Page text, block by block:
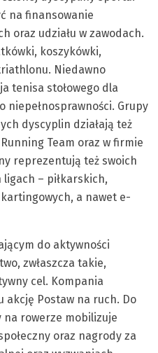
na finansowanie
oraz udziału w zawodach.
koszykówki,
Niedawno
tenisa stołowego dla
niepełnosprawności. Grupy
dyscyplin działają też
Team oraz w firmie
reprezentują też swoich
ligach – piłkarskich,
a nawet e-
do aktywności
zwłaszcza takie,
cel. Kompania
akcję Postaw na ruch. Do
na rowerze mobilizuje
oraz nagrody za